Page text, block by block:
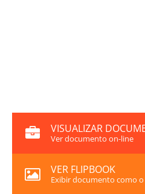
VISUALIZAR
Ver documento on-line
VER FLIPBOOK
Exibir documento como